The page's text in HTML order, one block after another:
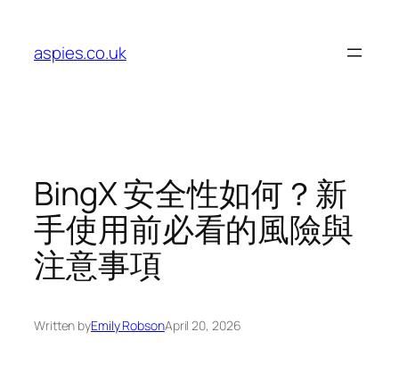
content
aspies.co.uk
BingX 安全性如何？新
手使用前必看的風險與
注意事項
Written byEmily RobsonApril 20, 2026